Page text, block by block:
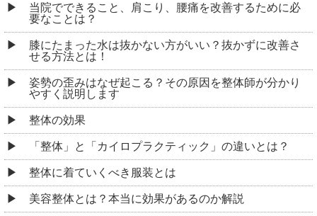
当院でできること、肩こり、腰痛を改善するために必
要なことは？
膝にたまった水は抜かない方がいい？抜かずに改善さ
せる方法とは！
姿勢の歪みはなぜ起こる？その原因を整体師が分かり
やすく説明します
整体の効果
「整体」と「カイロプラクティック」の違いとは？
整体に着ていくべき服装とは
美容整体とは？本当に効果があるのか解説